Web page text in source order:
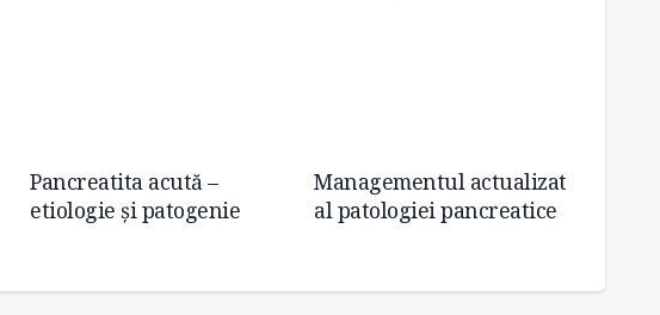
Pancreatita acută –
etiologie și patogenie
Managementul actualizat
al patologiei pancreatice